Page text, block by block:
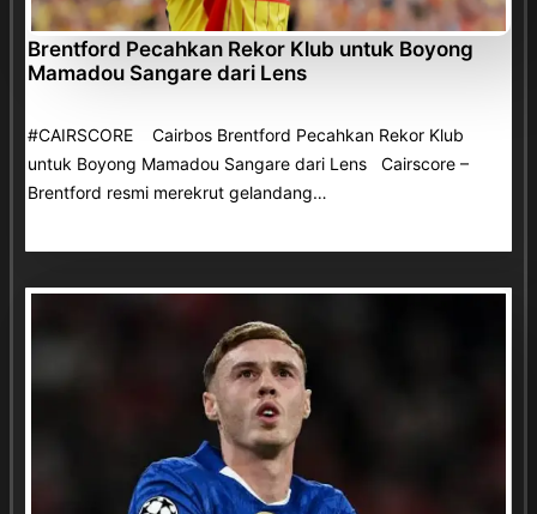
Brentford Pecahkan Rekor Klub untuk Boyong
Mamadou Sangare dari Lens
#CAIRSCORE Cairbos Brentford Pecahkan Rekor Klub
untuk Boyong Mamadou Sangare dari Lens Cairscore –
Brentford resmi merekrut gelandang…